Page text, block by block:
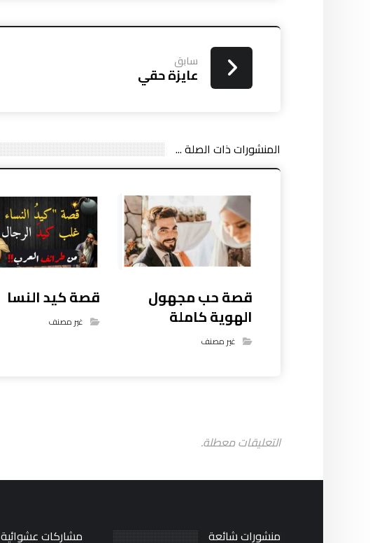
سابق
عايزة حقي
المنشورات ذات الصلة ...
قصة حب مجهول
الهوية كاملة
غير مصنف
قصة كيد النسا
غير مصنف
التعليقات معطلة.
منشورات شائعة مشاركات عشوائية